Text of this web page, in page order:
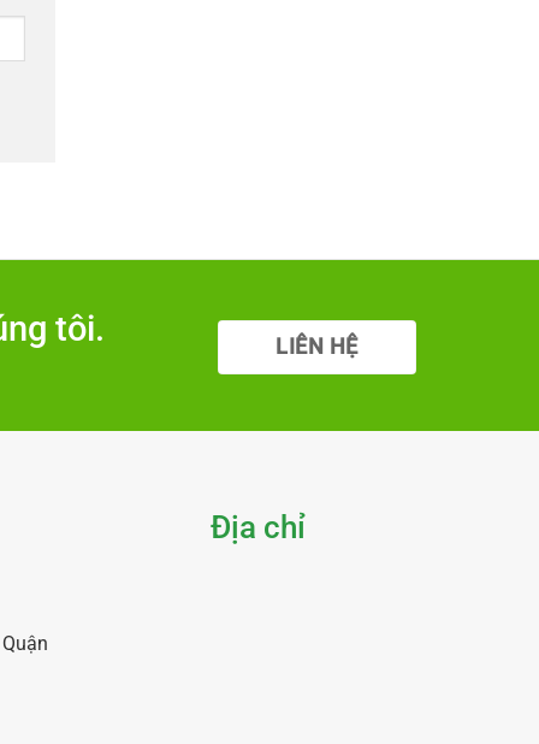
tôi. LIÊN HỆ
Địa chỉ